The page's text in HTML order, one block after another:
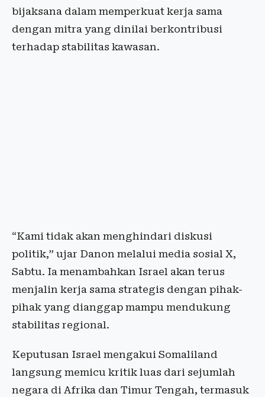
bijaksana dalam memperkuat kerja sama
dengan mitra yang dinilai berkontribusi
terhadap stabilitas kawasan.
“Kami tidak akan menghindari diskusi
politik,” ujar Danon melalui media sosial X,
Sabtu. Ia menambahkan Israel akan terus
menjalin kerja sama strategis dengan pihak-
pihak yang dianggap mampu mendukung
stabilitas regional.
Keputusan Israel mengakui Somaliland
langsung memicu kritik luas dari sejumlah
negara di Afrika dan Timur Tengah, termasuk